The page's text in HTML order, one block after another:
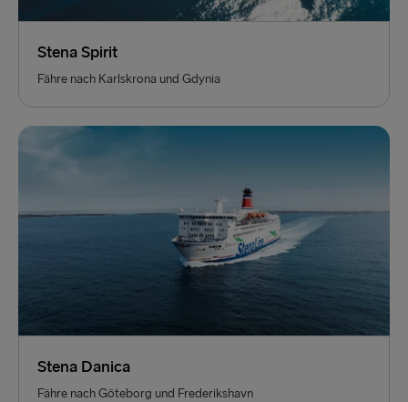
Stena Spirit
Fähre nach Karlskrona und Gdynia
Stena Danica
Fähre nach Göteborg und Frederikshavn